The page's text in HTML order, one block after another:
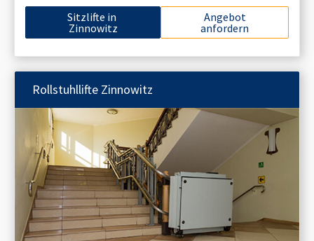
Sitzlifte in
Zinnowitz
Angebot
anfordern
Rollstuhllifte Zinnowitz